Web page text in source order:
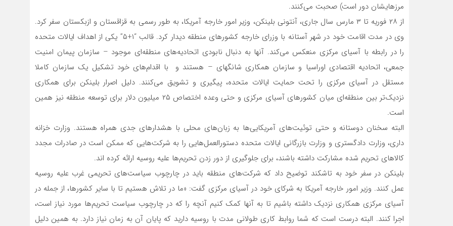
مرزهایشان دور است) صحبت می‌کنند.
از ۲۸ فوریه تا ۳ مارس سال جاری، آنتونی بلینکن، وزیر امور خارجه آمریکا، به طور رسمی به قزاقستان و ازبکستان سفر کرد.
وی در مدت اقامت خود ​​در شهر آستانه با وزرای خارجه کشورهای منطقه دیدار کرد. قالب “۱+۵” یکی از اهداف ایالات متحده
را در رابطه با آسیای مرکزی منعکس می‌کند. آنها به دنبال نابودی اتحادیه‌های منطقه‌ای موجود – سازمان پیمان امنیت
جمعی، اتحادیه اقتصادی اوراسیا و سازمان همکاری شانگهای – هستند و با اقدام‌های خود تشکیل یک سازمان کاملا
مستقل در آسیای مرکزی را تحت حمایت ایالات متحده، پیگیری و تشویق می‌کنند. دلیل اصرار بلینکن برای همکاری
نزدیک‌تر بین منطقه‌ای میان کشورهای آسیای مرکزی و حتی وعده اختصاص ۲۵ میلیون دلار برای توسعه منطقه نیز همین
است.
البته سخنان دوستانه و حتی توئیت‌های آمریکایی‌ها به زبان‌های محلی با هشدارهای جدی همراه هستند. وزارت خزانه
داری، وزارت دادگستری و وزارت بازرگانی ایالات متحده دستورالعمل‌هایی را به شرکت‌هایی که ممکن است در صادرات مجدد
کالاهای تحریم شده مشارکت داشته باشند، برای جلوگیری از دور زدن تحریم‌ها علیه روسیه ارائه کرده اند.
بلینکن در سفر خود به تاشکند توضیح داد که شرکت‌های منطقه باید در چارچوب سیاست‌های تحریمی غرب علیه روسیه
عمل کنند. وزیر امور خارجه آمریکا به شرکای خود در آسیای مرکزی گفت: «ما در تلاش هستیم تا با سایر کشورها، از جمله در
آسیای مرکزی همکاری نزدیک داشته باشیم تا به آنها کمک کنیم آنچه را که در چارچوب سیاست تحریم‌ها مورد نیاز است،
اجرا کنند. البته درست است که شما روابط کاری طولانی مدت با روسیه دارید که پایان آن به زمان نیاز دارد. به همین دلیل